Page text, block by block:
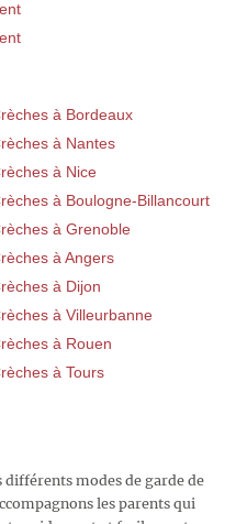
à Bordeaux
à Nantes
à Nice
à Boulogne-Billancourt
à Grenoble
à Angers
à Dijon
à Villeurbanne
à Rouen
à Tours
modes de garde de
les parents qui